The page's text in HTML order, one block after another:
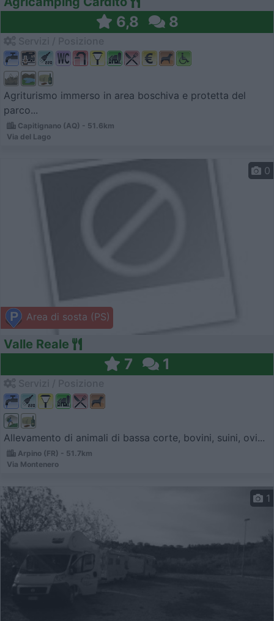
6,8 8
Agriturismo immerso in area boschiva e protetta del
parco...
Capitignano (AQ) - 51.6km
Via del Lago
Area di sosta (PS)
0
Valle Reale
7 1
Allevamento di animali di bassa corte, bovini, suini, ovi...
Arpino (FR) - 51.7km
Via Montenero
1